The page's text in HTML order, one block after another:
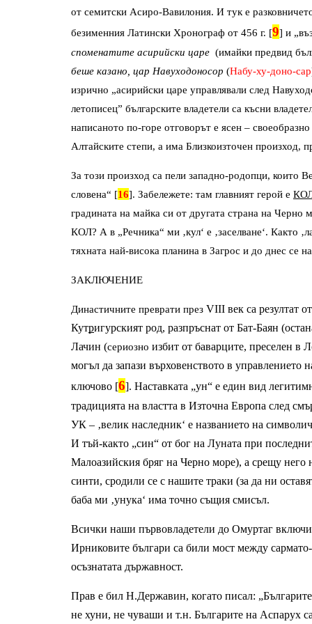
от семитски Асиро-Вавилония. И тук е
безименния Латински Хронограф от 456 г. [9] и
споменатите асирийски царе (имайки предвид
беше казано, цар Навуходоносор (Набу-ху-доно-сар
изрично „асирийски царе управлявали след
летописец” българските владетели са късни
написаното по-горе отговорът е ясен –
Алтайските степи, а има Близкоизточен произход,
За този произход са пели западно-родопци, които
словена“ [16]. Забележете: там главният герой е
градината на майка си от другата страна на
КОЛ? А в „Речника“ ми ‚кул‘ е ‚заселване‘. Както
тяхната най-висока планина в Загрос и до днес се
ЗАКЛЮЧЕНИЕ
Династичните преврати през VIII век са резултат
Кутригурският род, разпръснат от Бат-Баян
Лачин (сериозно избит от баварците, преселен в
могъл да запази върховенството в
ключово [6]. Наставката „ун“ е един вид
традицията на властта в Източна Европа след
УК – ‚велик наследник‘ е названието на
И тъй-както „син“ от бог на Луната при
Малоазийския бряг на Черно море), а срещу него
синти, сродили се с нашите траки (за да ни
баба ми ‚унука‘ има точно същия смисъл.
Всички наши първовладетели до Омуртаг
Ирниковите българи са били мост между
осъзнатата държавност.
Прав е бил Н.Державин, когато писал:
не хуни, не чуваши и т.н. Българите на Аспарух